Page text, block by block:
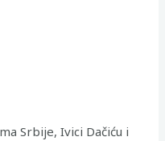
Srbije, Ivici Dačiću i